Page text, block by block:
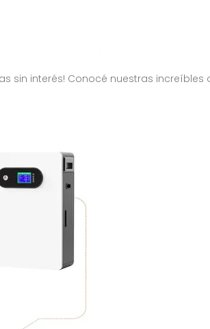
sin interés! Conocé nuestras